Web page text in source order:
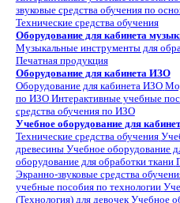
звуковые средства обучения по
Технические средства обучения
Оборудование для кабинета
Музыкальные инструменты для
Печатная продукция
Оборудование для кабинета ИЗО
Оборудование для кабинета ИЗО
по ИЗО Интерактивные учебные
средства обучения по ИЗО
Учебное оборудование для
Технические средства обучения
древесины Учебное оборудование
оборудование для обработки ткани
Экранно-звуковые средства
учебные пособия по технологии
(Технология) для девочек Учебное